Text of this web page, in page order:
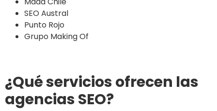
SEO Austral
Punto Rojo
Grupo Making Of
¿Qué servicios ofrecen las
agencias SEO?